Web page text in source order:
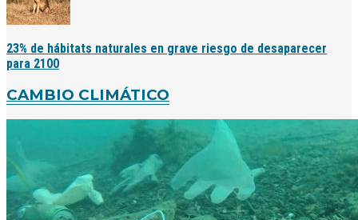
23% de hábitats naturales en grave riesgo de desaparecer
para 2100
CAMBIO CLIMÁTICO